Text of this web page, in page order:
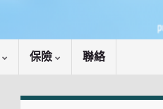
保險 聯絡